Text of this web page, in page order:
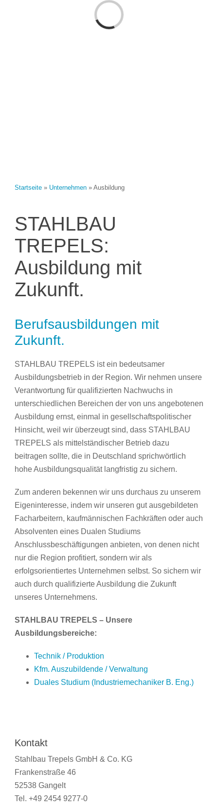
Laden...
Startseite » Unternehmen » Ausbildung
STAHLBAU
TREPELS:
Ausbildung mit
Zukunft.
Berufsausbildungen mit
Zukunft.
STAHLBAU TREPELS ist ein bedeutsamer
Ausbildungsbetrieb in der Region. Wir nehmen unsere
Verantwortung für qualifizierten Nachwuchs in
unterschiedlichen Bereichen der von uns angebotenen
Ausbildung ernst, einmal in gesellschaftspolitischer
Hinsicht, weil wir überzeugt sind, dass STAHLBAU
TREPELS als mittelständischer Betrieb dazu
beitragen sollte, die in Deutschland sprichwörtlich
hohe Ausbildungsqualität langfristig zu sichern.
Zum anderen bekennen wir uns durchaus zu unserem
Eigeninteresse, indem wir unseren gut ausgebildeten
Facharbeitern, kaufmännischen Fachkräften oder auch
Absolventen eines Dualen Studiums
Anschlussbeschäftigungen anbieten, von denen nicht
nur die Region profitiert, sondern wir als
erfolgsorientiertes Unternehmen selbst. So sichern wir
auch durch qualifizierte Ausbildung die Zukunft
unseres Unternehmens.
STAHLBAU TREPELS – Unsere
Ausbildungsbereiche:
Technik / Produktion
Kfm. Auszubildende / Verwaltung
Duales Studium (Industriemechaniker B. Eng.)
Kontakt
Stahlbau Trepels GmbH & Co. KG
Frankenstraße 46
52538 Gangelt
Tel. +49 2454 9277-0